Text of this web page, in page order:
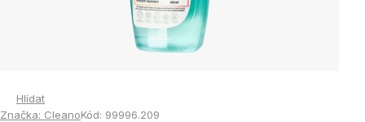
Hlídat
Značka: CleanoKód: 99996.209